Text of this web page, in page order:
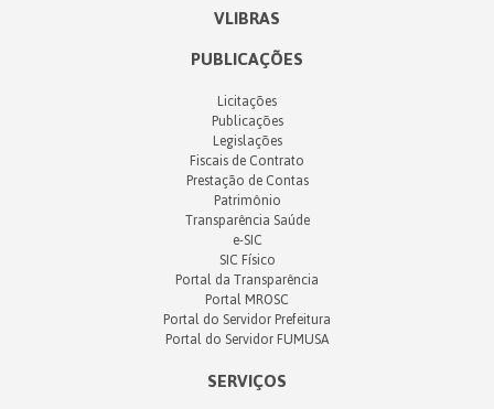
VLIBRAS
PUBLICAÇÕES
Licitações
Publicações
Legislações
Fiscais de Contrato
Prestação de Contas
Patrimônio
Transparência Saúde
e-SIC
SIC Físico
Portal da Transparência
Portal MROSC
Portal do Servidor Prefeitura
Portal do Servidor FUMUSA
SERVIÇOS